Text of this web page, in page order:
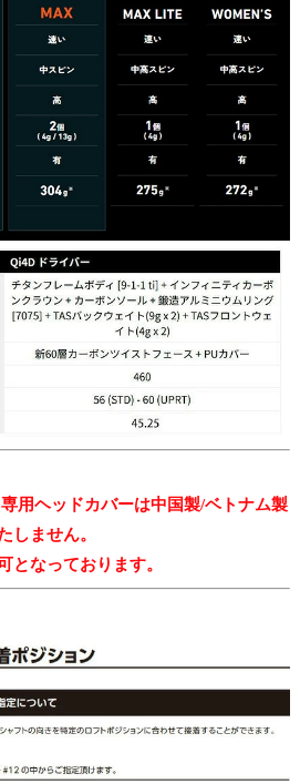
用ヘッドカバーは中国製/ベトナム製
しません。
となっております。